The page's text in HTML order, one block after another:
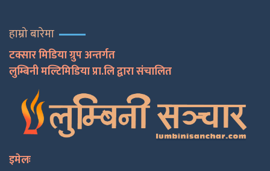
हाम्रो बारेमा
टक्सार मिडिया ग्रुप अन्तर्गत
लुम्बिनी मल्टिमिडिया प्रा.लि द्वारा संचालित
इमेलः